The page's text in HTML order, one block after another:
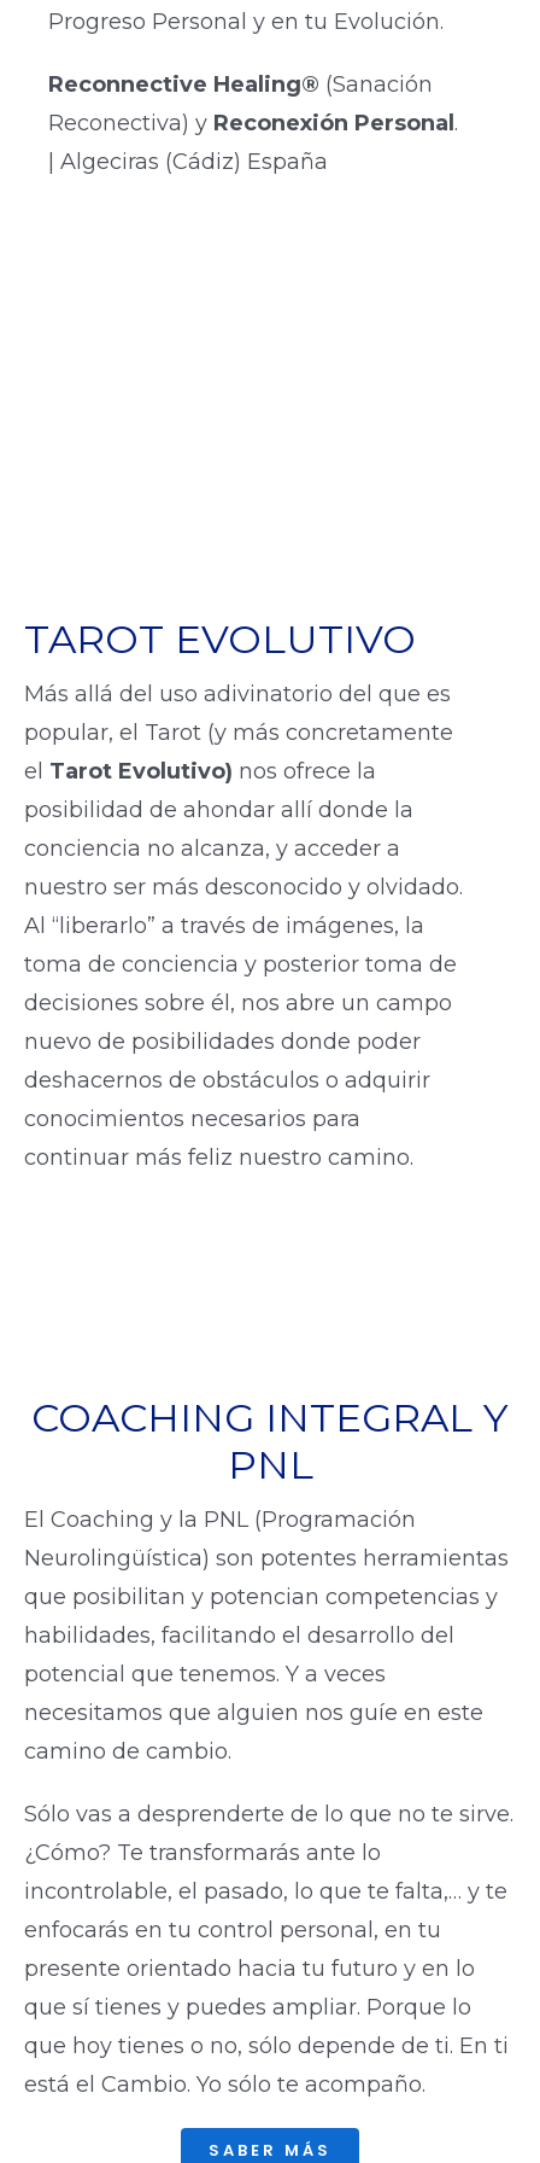
Progreso Personal y en tu Evolución.
Reconnective Healing® (Sanación
Reconectiva) y Reconexión Personal .
| Algeciras (Cádiz) España
TAROT EVOLUTIVO
Más allá del uso adivinatorio del que es
popular, el Tarot (y más concretamente
el Tarot Evolutivo) nos ofrece la
posibilidad de ahondar allí donde la
conciencia no alcanza, y acceder a
nuestro ser más desconocido y olvidado.
Al “liberarlo” a través de imágenes, la
toma de conciencia y posterior toma de
decisiones sobre él, nos abre un campo
nuevo de posibilidades donde poder
deshacernos de obstáculos o adquirir
conocimientos necesarios para
continuar más feliz nuestro camino.
COACHING INTEGRAL Y
PNL
El Coaching y la PNL (Programación
Neurolingüística) son potentes herramientas
que posibilitan y potencian competencias y
habilidades, facilitando el desarrollo del
potencial que tenemos. Y a veces
necesitamos que alguien nos guíe en este
camino de cambio.
Sólo vas a desprenderte de lo que no te sirve.
¿Cómo? Te transformarás ante lo
incontrolable, el pasado, lo que te falta,… y te
enfocarás en tu control personal, en tu
presente orientado hacia tu futuro y en lo
que sí tienes y puedes ampliar. Porque lo
que hoy tienes o no, sólo depende de ti. En ti
está el Cambio. Yo sólo te acompaño.
SABER MÁS